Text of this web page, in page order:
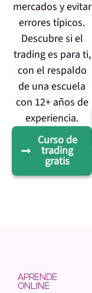
mercados y evitar
errores típicos.
Descubre si el
trading es para ti,
con el respaldo
de una escuela
con 12+ años de
experiencia.
Curso de
trading
gratis
APRENDE
ONLINE